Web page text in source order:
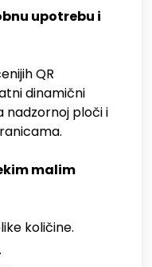
upotrebu i
QR
dinamični
nadzornoj ploči i
malim
količine.